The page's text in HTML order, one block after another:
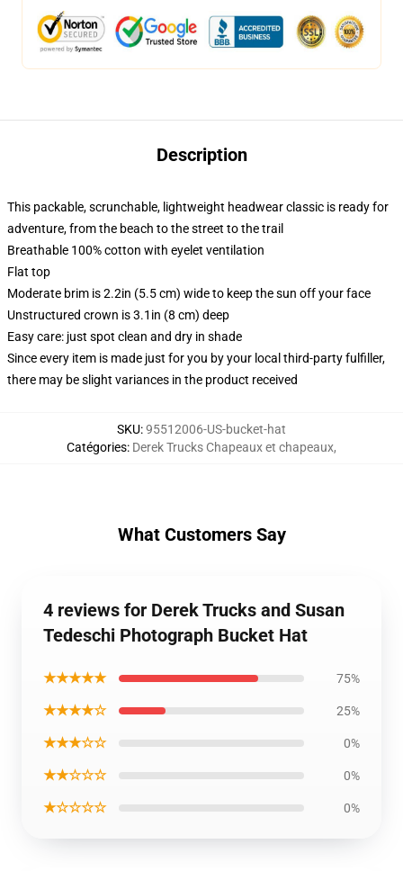
Description
This packable, scrunchable, lightweight headwear classic is ready for
adventure, from the beach to the street to the trail
Breathable 100% cotton with eyelet ventilation
Flat top
Moderate brim is 2.2in (5.5 cm) wide to keep the sun off your face
Unstructured crown is 3.1in (8 cm) deep
Easy care: just spot clean and dry in shade
Since every item is made just for you by your local third-party fulfiller,
there may be slight variances in the product received
SKU:95512006-US-bucket-hat
Catégories: Derek Trucks Chapeaux et chapeaux,
What Customers Say
4 reviews for Derek Trucks and Susan
Tedeschi Photograph Bucket Hat
★★★★★ 75%
★★★★☆ 25%
★★★☆☆ 0%
★★☆☆☆ 0%
★☆☆☆☆ 0%